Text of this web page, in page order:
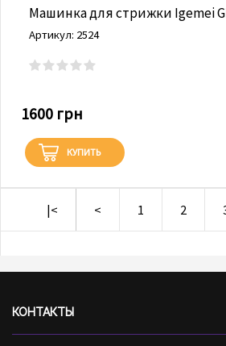
Машинка для стрижки Igemei
Артикул: 2524
1600 грн
КУПИТЬ
|< < 1 2
КОНТАКТЫ